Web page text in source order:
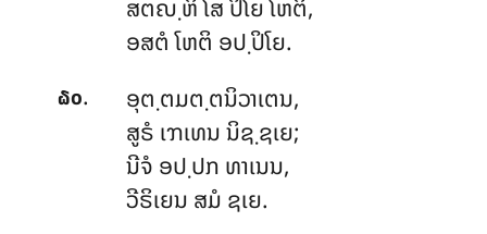
ສຕຎ຺ຫິ ໂສ ປິໂຍ ໂຫຕິ,
ອສຕໍ ໂຫຕິ ອປ຺ປິໂຍ.
໖໐.
ອຸຕ຺ຕມຕ຺ຕນິວາເຕນ,
ສູຣໍ ເຠເທນ ນິຊ຺ຊເຍ;
ນີຈໍ ອປ຺ປກ ທາເນນ,
ວີຣິເຍນ ສມໍ ຊເຍ.